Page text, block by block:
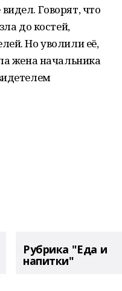
Говорят, что
до костей,
Но уволили её,
жена начальника
Рубрика "Еда и
напитки"